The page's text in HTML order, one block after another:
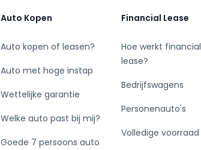
Auto Kopen
Auto kopen of leasen?
Auto met hoge instap
Wettelijke garantie
Welke auto past bij mij?
Goede 7 persoons auto
Financial Lease
Hoe werkt financial
lease?
Bedrijfswagens
Personenauto's
Volledige voorraad